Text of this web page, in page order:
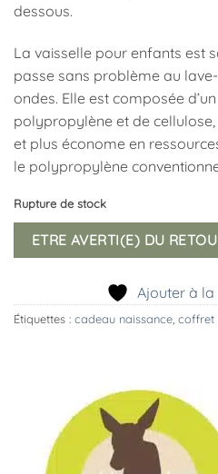
dessous.
La vaisselle pour enfants est
passe sans problème au
ondes. Elle est composée
polypropylène et de
et plus économe en
le polypropylène
Rupture de stock
ETRE AVERTI(E) DU
Ajouter à la
Étiquettes : cadeau naissance coffret